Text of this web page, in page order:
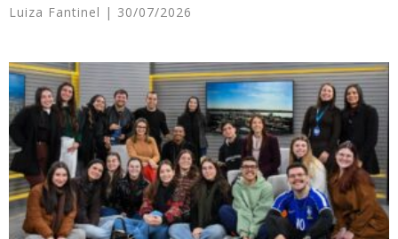
Luiza Fantinel 30/07/2026